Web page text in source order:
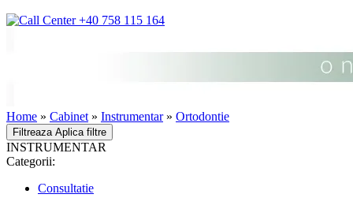
+40 758 115 164
Home » Cabinet » Instrumentar» Ortodontie
Filtreaza Aplica filtre
INSTRUMENTAR
Categorii:
Consultatie